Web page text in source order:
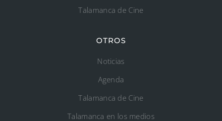
Talamanca de Cine
OTROS
Noticias
Agenda
Talamanca de Cine
Talamanca en los medios